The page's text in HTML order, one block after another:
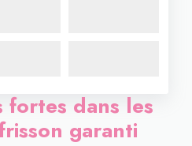
fortes dans les
garanti